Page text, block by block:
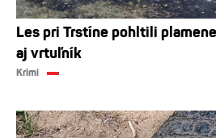
Les pri Trstíne pohltili
aj vrtuľník
Krimi